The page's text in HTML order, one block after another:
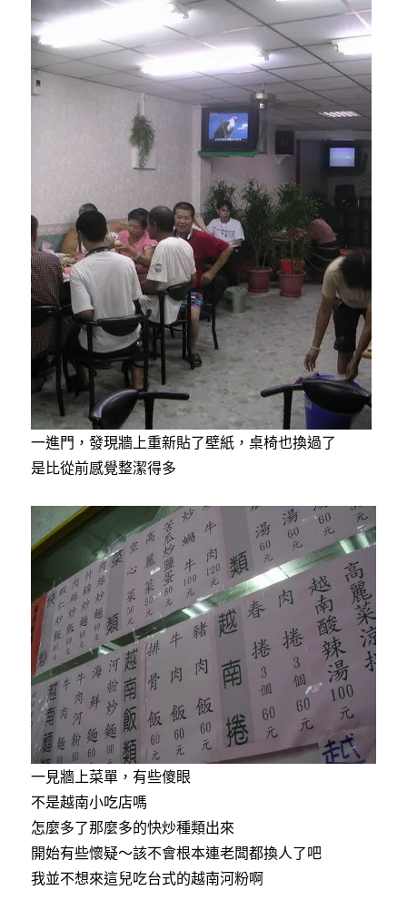
一進門，發現牆上重新貼了壁紙，桌椅也換過了
是比從前感覺整潔得多
一見牆上菜單，有些傻眼
不是越南小吃店嗎
怎麼多了那麼多的快炒種類出來
開始有些懷疑～該不會根本連老闆都換人了吧
我並不想來這兒吃台式的越南河粉啊